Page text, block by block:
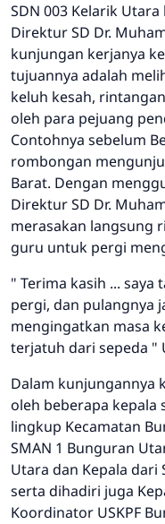
SDN 003 Kelarik
Direktur SD Dr.
kunjungan kerjanya
tujuannya adalah
keluh kesah,
oleh para pejuang
Contohnya sebelum
rombongan
Barat. Dengan
Direktur SD Dr.
merasakan langsung
guru untuk pergi
" Terima kasih ...
pergi, dan pulangnya
mengingatkan masa
terjatuh dari sepeda "
Dalam kunjungannya
oleh beberapa kepala
lingkup Kecamatan
SMAN 1 Bunguran
Utara dan Kepala dari
serta dihadiri juga
Koordinator USKPF